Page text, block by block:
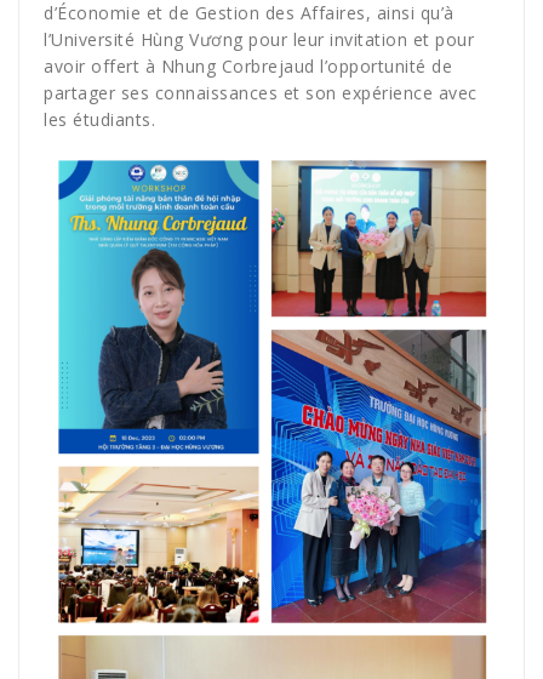
d’Économie et de Gestion des Affaires, ainsi qu’à
l’Université Hùng Vương pour leur invitation et pour
avoir offert à Nhung Corbrejaud l’opportunité de
partager ses connaissances et son expérience avec
les étudiants.